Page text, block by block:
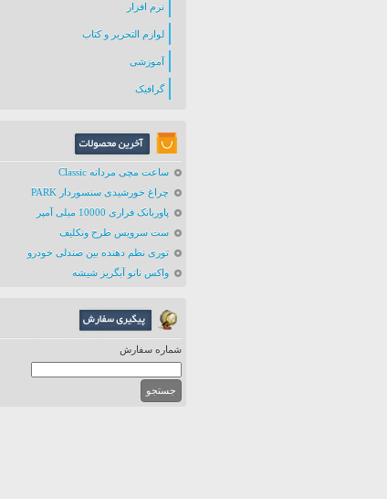
نرم افزار
لوازم التحریر و کتاب
آموزشی
گرافیک
ساعت مچی مردانه Classic
چراغ خورشیدی سنسوردار PARK
پاوربانک فراری 10000 میلی آمپر
ست سرویس طرح ونکلیف
توری نظم دهنده بین صندلی خودرو
واکس نانو آبگریز شیشه
شماره سفارش